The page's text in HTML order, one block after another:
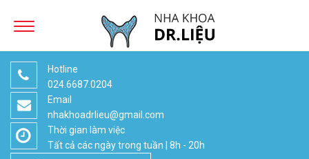
Hotline
024.6687.0204
Email
nhakhoadrlieu@gmail.com
Thời gian làm việc
Tất cả các ngày trong tuần | 8h - 20h